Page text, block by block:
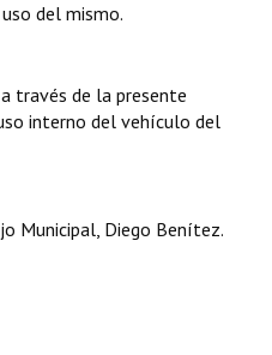
Registro
del mismo.
través de la presente
interno del vehículo del
Municipal, Diego Benítez.